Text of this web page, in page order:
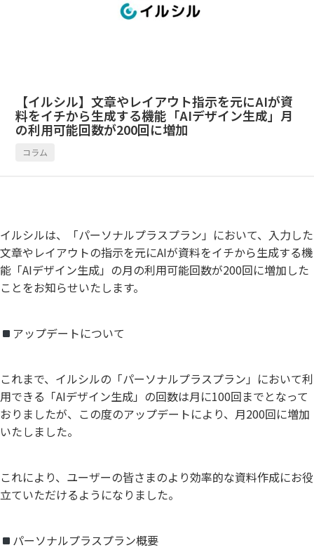
【イルシル】文章やレイアウト指示を元にAIが資
料をイチから生成する機能「AIデザイン生成」月
の利用可能回数が200回に増加
コラム
イルシルは、「パーソナルプラスプラン」において、入力した
文章やレイアウトの指示を元にAIが資料をイチから生成する機
能「AIデザイン生成」の月の利用可能回数が200回に増加した
ことをお知らせいたします。
アップデートについて
これまで、イルシルの「パーソナルプラスプラン」において利
用できる「AIデザイン生成」の回数は月に100回までとなって
おりましたが、この度のアップデートにより、月200回に増加
いたしました。
これにより、ユーザーの皆さまのより効率的な資料作成にお役
立ていただけるようになりました。
パーソナルプラスプラン概要